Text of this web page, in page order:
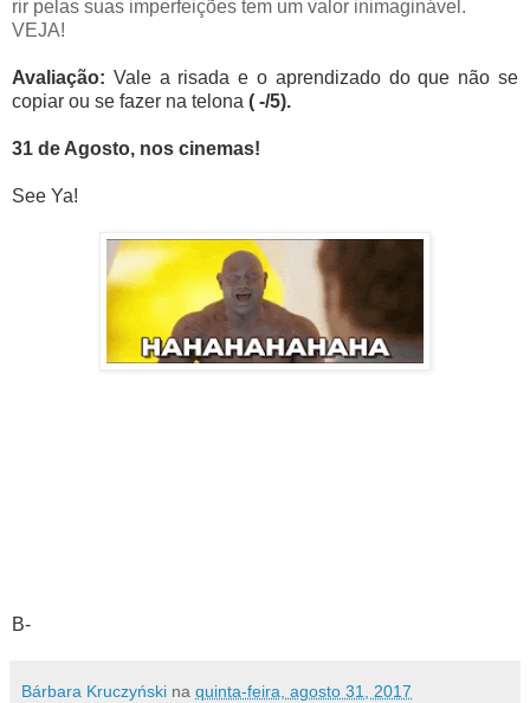
rir pelas suas imperfeições tem um valor inimaginável.
VEJA!
Avaliação: Vale a risada e o aprendizado do que não se
copiar ou se fazer na telona ( -/5).
31 de Agosto, nos cinemas!
See Ya!
B-
Bárbara Kruczyński na quinta-feira, agosto 31, 2017